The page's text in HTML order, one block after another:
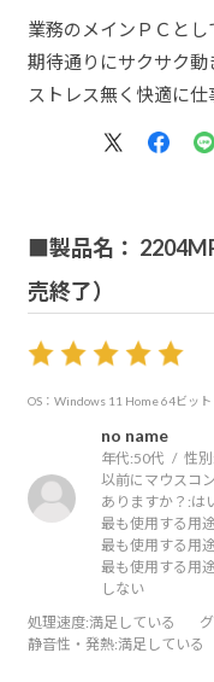
業務のメインＰＣとし
期待通りにサクサク動
ストレス無く快適に仕
■製品名：
売終了）
OS：Windows 11 Home 64ビット
no name
年代:50代 性別:
以前にマウスコ
ありますか？:は
最も使用する用
最も使用する用
最も使用する用
しない
処理速度:満足している
静音性・発熱:満足している